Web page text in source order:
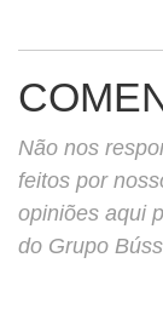
Não nos
feitos por
opiniões aqui
do Grupo